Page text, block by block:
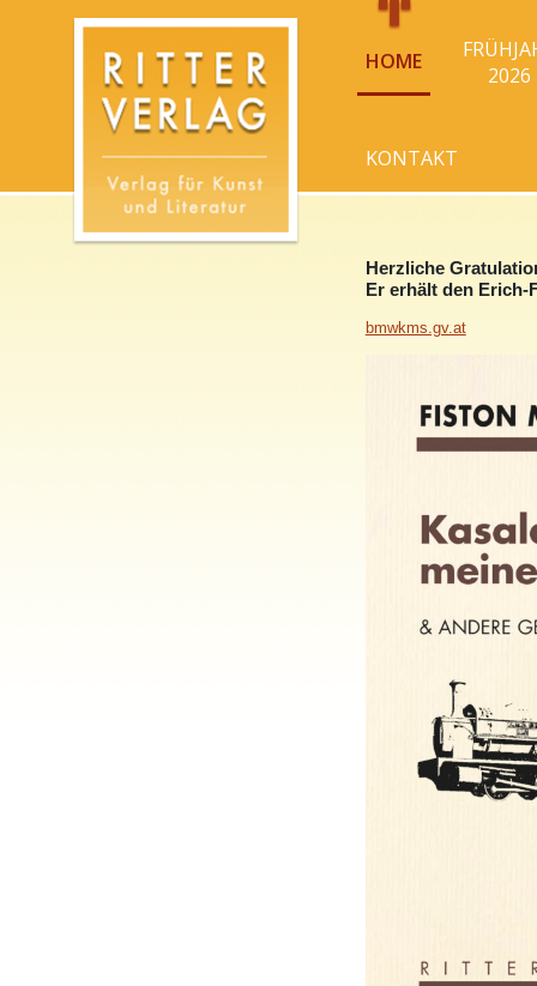
HOME
2026
KONTAKT
Herzliche
Er erhält den Erich-
bmwkms.gv.at